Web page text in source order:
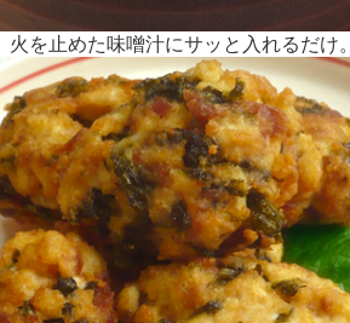
火を止めた味噌汁にサッと入れるだけ。